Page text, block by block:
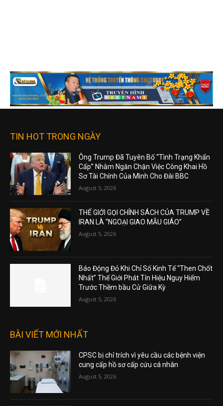
TIN HOT TRONG NGÀY
Ông Trump Đã Tuyên Bố “Tình Trạng Khẩn
Cấp” Nhằm Ngăn Chặn Việc Công Khai Hồ
Sơ Tài Chính Của Mình Cho Đài BBC
August 5, 2026
THẾ GIỚI GỌI CHÍNH SÁCH CỦA TRUMP VỀ
IRAN LÀ “NGOẠI GIAO MẪU GIÁO”
August 5, 2026
Báo Động Đỏ Khi Chỉ Số Kinh Tế “Then Chốt
Nhất” Thế Giới Phát Tín Hiệu Nguy Hiểm
Trước Thềm bầu Cử Giữa Kỳ
August 5, 2026
BÀI VIẾT MỚI NHẤT
CPSC bị chỉ trích vì yêu cầu các bệnh viện
cung cấp hồ sơ cấp cứu cá nhân
August 5, 2026